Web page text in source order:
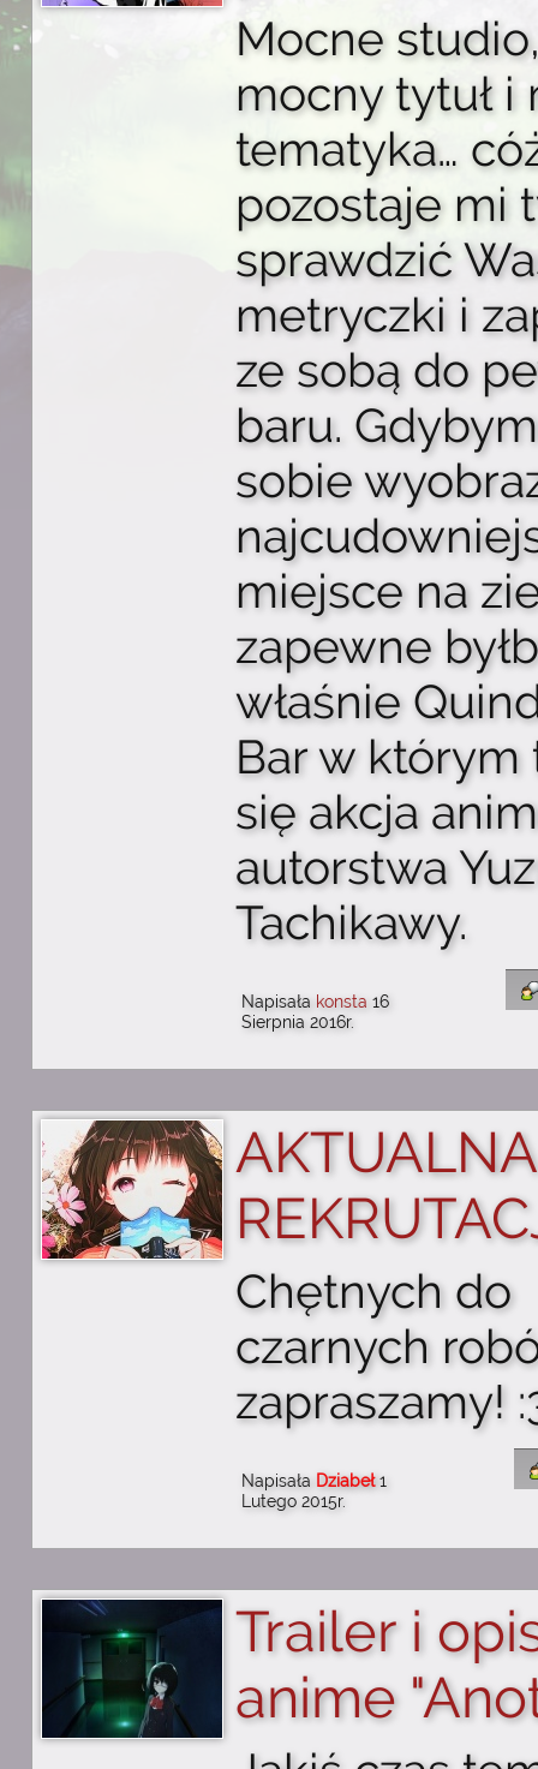
Mocne
mocny tytuł i
tematyka…
pozostaje mi
sprawdzić
metryczki i
ze sobą do
baru.
sobie
miejsce na
zapewne
właśnie
Bar w którym
się akcja
autorstwa
Tachikawy.
Napisała konsta 16
Sierpnia 2016r.
AKTUALNA
Chętnych do
czarnych
zapraszamy!
Napisała Dziabeł1
Lutego 2015r.
Trailer i
anime